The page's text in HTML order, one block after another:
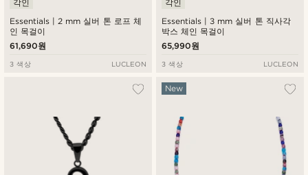
Essentials | 2 mm 실버 톤 로프 체
인 목걸이
각인
61,690원
3 색상 LUCLEON
Essentials | 3 mm 실버 톤 직사각
박스 체인 목걸이
각인
65,990원
3 색상 LUCLEON
New